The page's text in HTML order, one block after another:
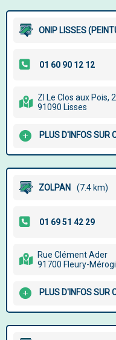
ONIP LISSES
ZI Le Clos aux Pois,
91090 Lisses
PLUS D'INFOS SUR
ZOLPAN (7.4 km)
Rue Clément Ader
91700 Fleury-
PLUS D'INFOS SUR